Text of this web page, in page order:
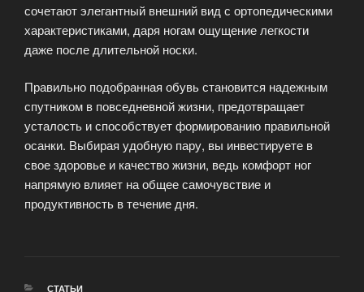
сочетают элегантный внешний вид с ортопедическими
характеристиками, даря ногам ощущение легкости
даже после длительной носки.
Правильно подобранная обувь становится надежным
спутником в повседневной жизни, предотвращает
усталость и способствует формированию правильной
осанки. Выбирая удобную пару, вы инвестируете в
свое здоровье и качество жизни, ведь комфорт ног
напрямую влияет на общее самочувствие и
продуктивность в течение дня.
РУБРИКИ
СТАТЬИ